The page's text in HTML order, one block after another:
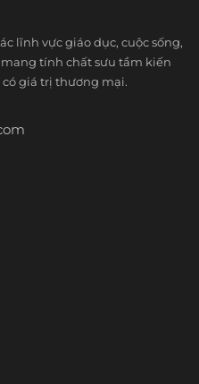
lĩnh vực giáo dục, cuộc sống,
tính chất sưu tầm kiến
giá trị thương mại.